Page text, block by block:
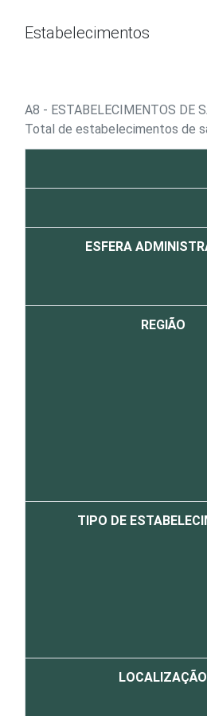
Estabelecimentos
A8 - ESTABELECIMENTOS DE
Total de estabelecimentos de
ESFERA
REGIÃO
TIPO DE
LOCALIZAÇÃO